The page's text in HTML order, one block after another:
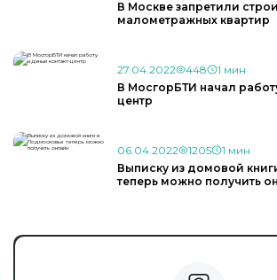
В Москве запретили
малометражных квартир
27.04.2022 448
1 мин
В МосгорБТИ начал
центр
06.04.2022 1205
1 мин
Выписку из домовой
теперь можно получить